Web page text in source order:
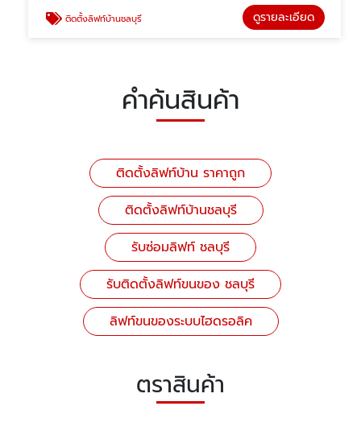
ติดตั้งลิฟท์บ้านชลบุรี ดูรายละเอียด
คำค้นสินค้า
ติดตั้งลิฟท์บ้าน ราคาถูก
ติดตั้งลิฟท์บ้านชลบุรี
รับซ่อมลิฟท์ ชลบุรี
รับติดตั้งลิฟท์ขนของ ชลบุรี
ลิฟท์ขนของระบบไฮดรอลิค
ตราสินค้า